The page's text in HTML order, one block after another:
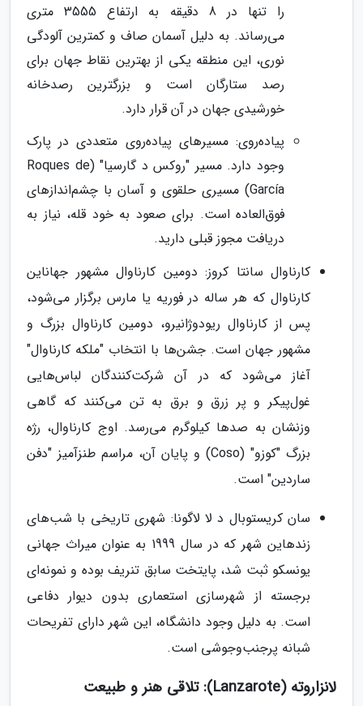
را تنها در 8 دقیقه به ارتفاع 3555 متری
می‌رساند. به دلیل آسمان صاف و کمترین آلودگی
نوری، این منطقه یکی از بهترین نقاط جهان برای
رصد ستارگان است و بزرگترین رصدخانه
خورشیدی جهان در آن قرار دارد.
پیاده‌روی: مسیرهای پیاده‌روی متعددی در پارک
وجود دارد. مسیر "روکس د گارسیا" (Roques de
García) مسیری حلقوی و آسان با چشم‌اندازهای
فوق‌العاده است. برای صعود به خود قله، نیاز به
دریافت مجوز قبلی دارید.
کارناوال سانتا کروز: دومین کارناوال مشهور جهاناین
کارناوال که هر ساله در فوریه یا مارس برگزار می‌شود،
پس از کارناوال ریودوژانیرو، دومین کارناوال بزرگ و
مشهور جهان است. جشن‌ها با انتخاب "ملکه کارناوال"
آغاز می‌شود که در آن شرکت‌کنندگان لباس‌هایی
غول‌پیکر و پر زرق و برق به تن می‌کنند که گاهی
وزنشان به صدها کیلوگرم می‌رسد. اوج کارناوال، رژه
بزرگ "کوزو" (Coso) و پایان آن، مراسم طنزآمیز "دفن
ساردین" است.
سان کریستوبال د لا لاگونا: شهری تاریخی با شب‌های
زندهاین شهر که در سال 1999 به عنوان میراث جهانی
یونسکو ثبت شد، پایتخت سابق تنریف بوده و نمونه‌ای
برجسته از شهرسازی استعماری بدون دیوار دفاعی
است. به دلیل وجود دانشگاه، این شهر دارای تفریحات
شبانه پرجنب‌وجوشی است.
لانزاروته (Lanzarote): تلاقی هنر و طبیعت